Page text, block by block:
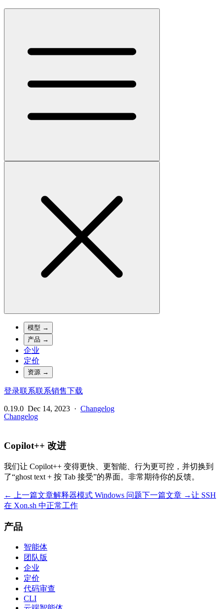
模型 →
产品 →
企业
定价
资源 →
登录联系联系销售下载
0.19.0 Dec 14, 2023 · Changelog
Changelog
Copilot++ 改进
我们让 Copilot++ 变得更快、更智能、行为更可控，并切换到
了“ghost text + 按 Tab 接受”的界面。非常期待你的反馈。
← 上一篇文章解释器模式 Windows 问题下一篇文章 →让 SSH
在 Xon.sh 中正常工作
产品
智能体
团队版
企业
定价
代码审查
CLI